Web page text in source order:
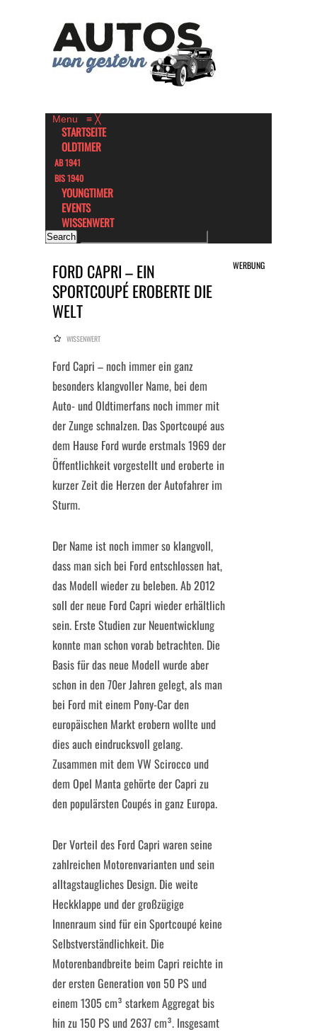
Menu ≡ ╳
STARTSEITE
OLDTIMER
AB 1941
BIS 1940
YOUNGTIMER
EVENTS
WISSENWERT
FORD CAPRI – EIN
SPORTCOUPÉ EROBERTE DIE
WELT
WERBUNG
WISSENWERT
Ford Capri – noch immer ein ganz
besonders klangvoller Name, bei dem
Auto- und Oldtimerfans noch immer mit
der Zunge schnalzen. Das Sportcoupé aus
dem Hause Ford wurde erstmals 1969 der
Öffentlichkeit vorgestellt und eroberte in
kurzer Zeit die Herzen der Autofahrer im
Sturm.
Der Name ist noch immer so klangvoll,
dass man sich bei Ford entschlossen hat,
das Modell wieder zu beleben. Ab 2012
soll der neue Ford Capri wieder erhältlich
sein. Erste Studien zur Neuentwicklung
konnte man schon vorab betrachten. Die
Basis für das neue Modell wurde aber
schon in den 70er Jahren gelegt, als man
bei Ford mit einem Pony-Car den
europäischen Markt erobern wollte und
dies auch eindrucksvoll gelang.
Zusammen mit dem VW Scirocco und
dem Opel Manta gehörte der Capri zu
den populärsten Coupés in ganz Europa.
Der Vorteil des Ford Capri waren seine
zahlreichen Motorenvarianten und sein
alltagstaugliches Design. Die weite
Heckklappe und der großzügige
Innenraum sind für ein Sportcoupé keine
Selbstverständlichkeit. Die
Motorenbandbreite beim Capri reichte in
der ersten Generation von 50 PS und
einem 1305 cm³ starkem Aggregat bis
hin zu 150 PS und 2637 cm³. Insgesamt